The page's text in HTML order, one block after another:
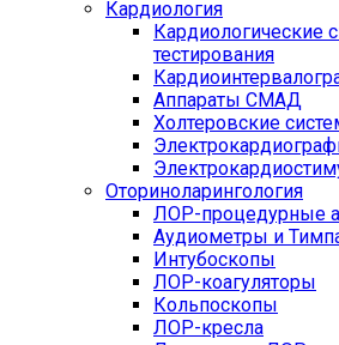
Кардиология
Кардиологические
тестирования
Аппараты СМАД
Холтеровские
Оториноларингология
ЛОР-процедурные
Аудиометры и
Интубоскопы
ЛОР-коагуляторы
Кольпоскопы
ЛОР-кресла